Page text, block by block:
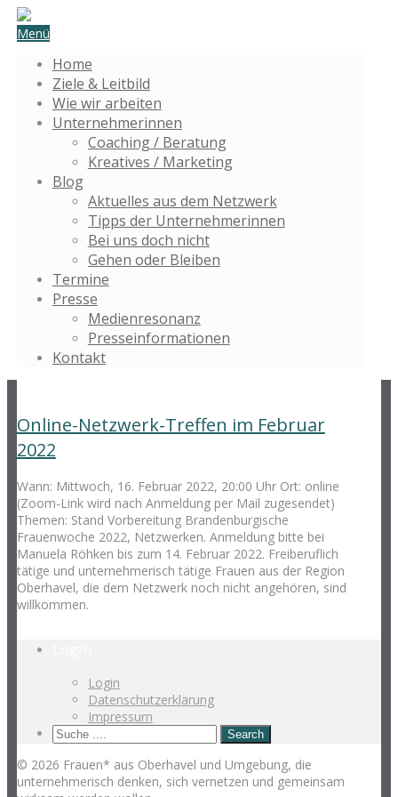
Menü
Home
Ziele & Leitbild
Wie wir arbeiten
Unternehmerinnen
Coaching / Beratung
Kreatives / Marketing
Blog
Aktuelles aus dem Netzwerk
Tipps der Unternehmerinnen
Bei uns doch nicht
Gehen oder Bleiben
Termine
Presse
Medienresonanz
Presseinformationen
Kontakt
Online-Netzwerk-Treffen im Februar
2022
Wann: Mittwoch, 16. Februar 2022, 20:00 Uhr Ort: online
(Zoom-Link wird nach Anmeldung per Mail zugesendet)
Themen: Stand Vorbereitung Brandenburgische
Frauenwoche 2022, Netzwerken. Anmeldung bitte bei
Manuela Röhken bis zum 14. Februar 2022. Freiberuflich
tätige und unternehmerisch tätige Frauen aus der Region
Oberhavel, die dem Netzwerk noch nicht angehören, sind
willkommen.
Login
Datenschutzerklärung
Impressum
© 2026 Frauen* aus Oberhavel und Umgebung, die
unternehmerisch denken, sich vernetzen und gemeinsam